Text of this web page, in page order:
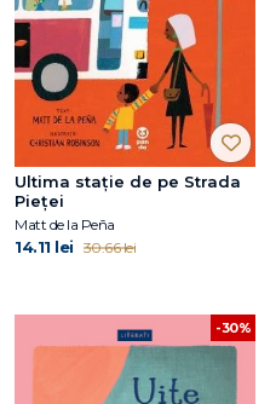
Ultima stație de pe Strada
Pieței
Matt de la Peña
14.11 lei 30.66 lei
-30%